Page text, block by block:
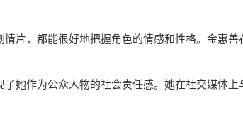
片，都能很好地把握角色的情感和性格。金惠善
她作为公众人物的社会责任感。她在社交媒体